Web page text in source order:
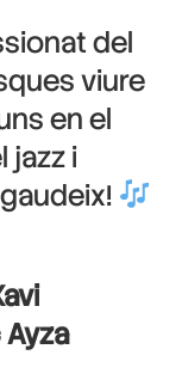
del
viure
en el
jazz i